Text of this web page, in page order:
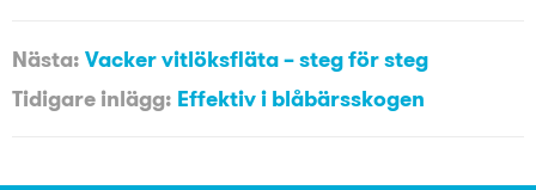
Nästa: Vacker vitlöksfläta – steg för steg
Tidigare inlägg: Effektiv i blåbärsskogen